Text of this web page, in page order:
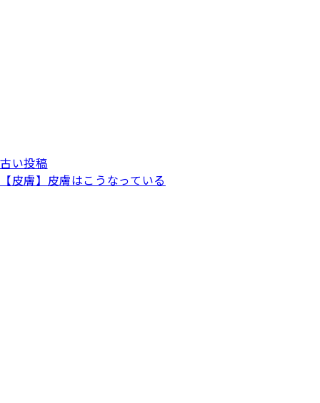
古い投稿
【皮膚】皮膚はこうなっている